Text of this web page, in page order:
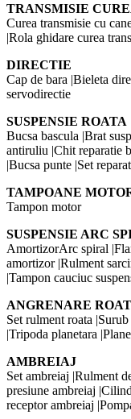
TRANSMISIE
Curea transmisie cu
|Rola ghidare curea
DIRECTIE
Cap de bara |Bieleta
servodirectie
SUSPENSIE ROATA
Bucsa bascula |Brat
antiruliu |Chit reparatie
|Bucsa punte |Set
TAMPOANE
Tampon motor
SUSPENSIE ARC
AmortizorArc spiral
amortizor |Rulment
|Tampon cauciuc
ANGRENARE
Set rulment roata
|Tripoda planetara
AMBREIAJ
Set ambreiaj |Rulment
presiune ambreiaj
receptor ambreiaj